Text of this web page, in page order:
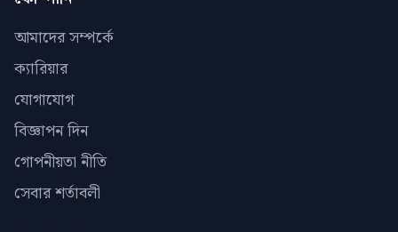
আমাদের সম্পর্কে
ক্যারিয়ার
যোগাযোগ
বিজ্ঞাপন দিন
গোপনীয়তা নীতি
সেবার শর্তাবলী